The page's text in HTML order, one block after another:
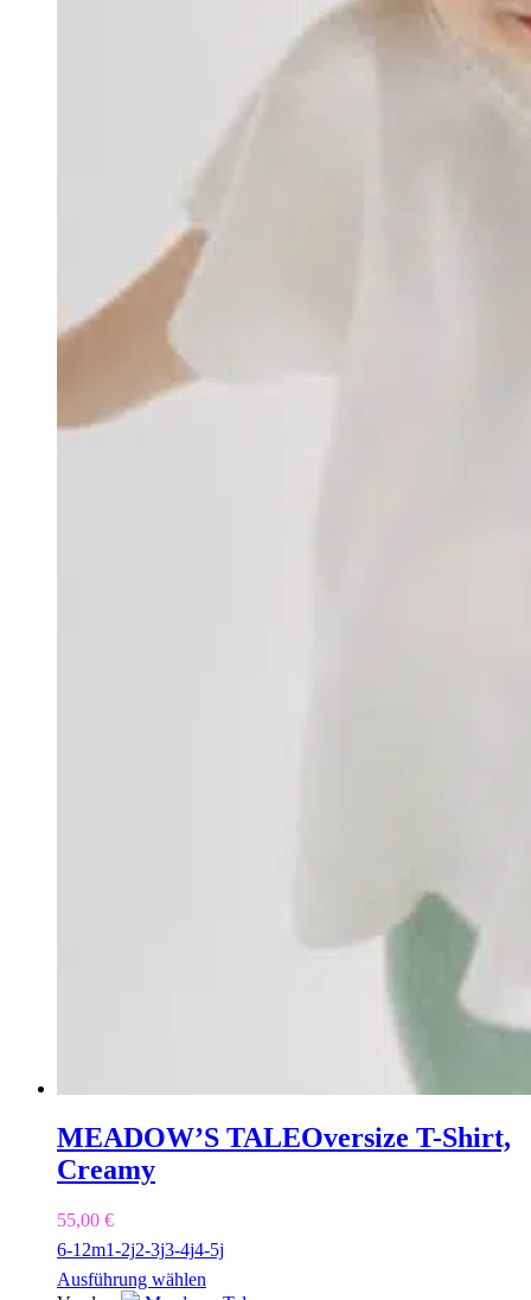
MEADOW’S TALEOversize T-Shirt,
Creamy
55,00 €
6-12m1-2j2-3j3-4j4-5j
Ausführung wählen